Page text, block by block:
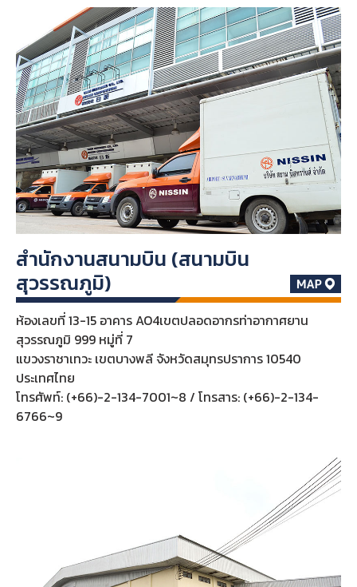
สำนักงานสนามบิน (สนามบิน
สุวรรณภูมิ)
ห้องเลขที่ 13-15 อาคาร AO4เขตปลอดอากรท่าอากาศยาน
สุวรรณภูมิ 999 หมู่ที่ 7
แขวงราชาเทวะ เขตบางพลี จังหวัดสมุทรปราการ 10540
ประเทศไทย
โทรศัพท์: (+66)-2-134-7001~8 / โทรสาร: (+66)-2-134-
6766~9